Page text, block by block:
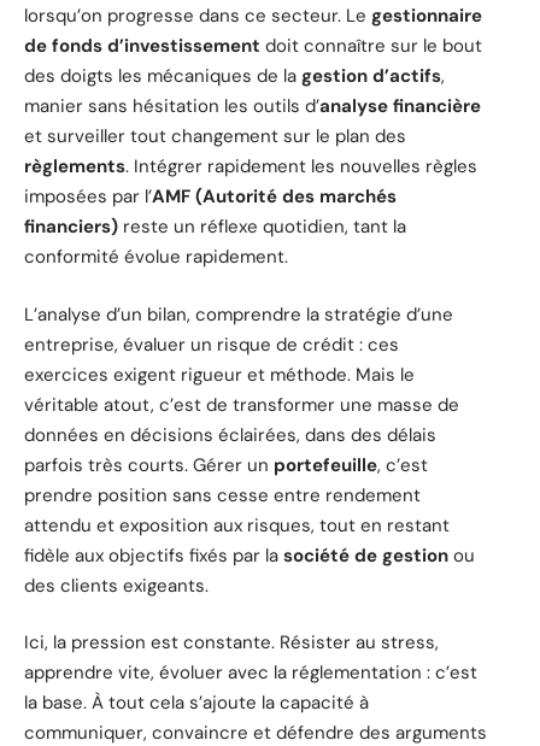
lorsqu’on progresse dans ce secteur. Le gestionnaire
de fonds d’investissement doit connaître sur le bout
des doigts les mécaniques de la gestion d’actifs,
manier sans hésitation les outils d’analyse financière
et surveiller tout changement sur le plan des
règlements. Intégrer rapidement les nouvelles règles
imposées par l’AMF (Autorité des marchés
financiers) reste un réflexe quotidien, tant la
conformité évolue rapidement.
L’analyse d’un bilan, comprendre la stratégie d’une
entreprise, évaluer un risque de crédit : ces
exercices exigent rigueur et méthode. Mais le
véritable atout, c’est de transformer une masse de
données en décisions éclairées, dans des délais
parfois très courts. Gérer un portefeuille, c’est
prendre position sans cesse entre rendement
attendu et exposition aux risques, tout en restant
fidèle aux objectifs fixés par la société de gestion ou
des clients exigeants.
Ici, la pression est constante. Résister au stress,
apprendre vite, évoluer avec la réglementation : c’est
la base. À tout cela s’ajoute la capacité à
communiquer, convaincre et défendre des arguments